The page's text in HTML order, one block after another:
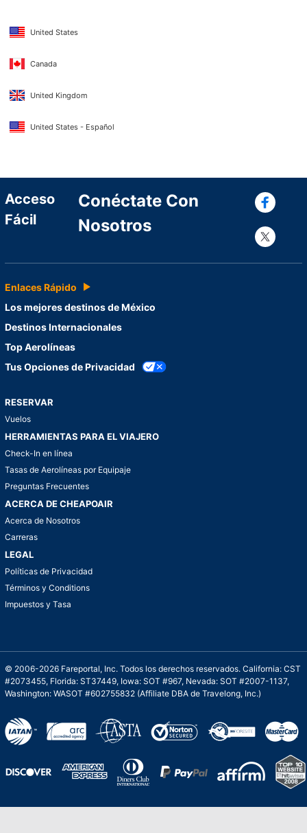
United States
Canada
United Kingdom
United States - Español
Acceso
Fácil
Conéctate Con
Nosotros
Enlaces Rápido
Los mejores destinos de México
Destinos Internacionales
Top Aerolíneas
Tus Opciones de Privacidad
RESERVAR
Vuelos
HERRAMIENTAS PARA EL VIAJERO
Check-In en línea
Tasas de Aerolíneas por Equipaje
Preguntas Frecuentes
ACERCA DE CHEAPOAIR
Acerca de Nosotros
Carreras
LEGAL
Políticas de Privacidad
Términos y Conditions
Impuestos y Tasa
© 2006-2026 Fareportal, Inc. Todos los derechos reservados. California: CST
#2073455, Florida: ST37449, Iowa: SOT #967, Nevada: SOT #2007-1137,
Washington: WASOT #602755832 (Affiliate DBA de Travelong, Inc.)